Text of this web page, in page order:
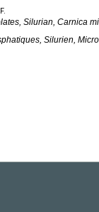
Silurian, Carnica
Silurien,